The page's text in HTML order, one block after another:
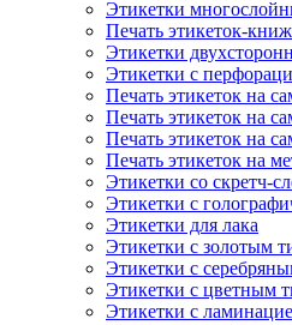
Этикетки
Печать этикеток-
Этикетки
Этикетки с
Печать этикеток на
Печать этикеток на
Печать этикеток на
Печать этикеток на
Этикетки со скретч-
Этикетки с
Этикетки для лака
Этикетки с золотым
Этикетки с
Этикетки с цветным
Этикетки с